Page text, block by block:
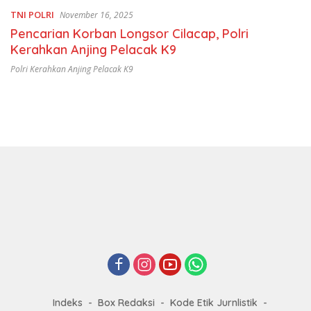
TNI POLRI November 16, 2025
Pencarian Korban Longsor Cilacap, Polri
Kerahkan Anjing Pelacak K9
Polri Kerahkan Anjing Pelacak K9
Indeks Box Redaksi Kode Etik Jurnlistik